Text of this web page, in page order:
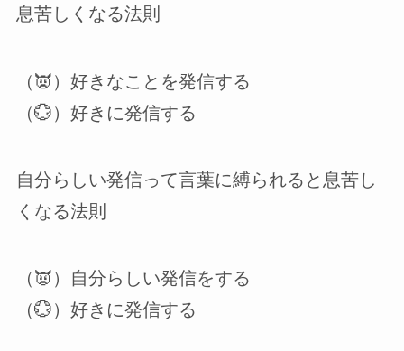
息苦しくなる法則
（👿）好きなことを発信する
（💮）好きに発信する
自分らしい発信って言葉に縛られると息苦し
くなる法則
（👿）自分らしい発信をする
（💮）好きに発信する